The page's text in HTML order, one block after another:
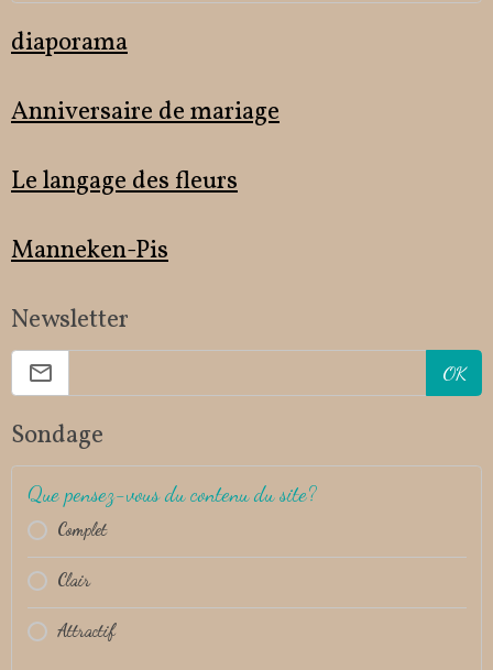
diaporama
Anniversaire de mariage
Le langage des fleurs
Manneken-Pis
Newsletter
OK
Sondage
Que pensez-vous du contenu du site?
Complet
Clair
Attractif